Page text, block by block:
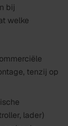
bij
welke
tenzij op
lader)